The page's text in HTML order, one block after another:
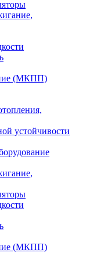
(МКПП)
устойчивости
(МКПП)